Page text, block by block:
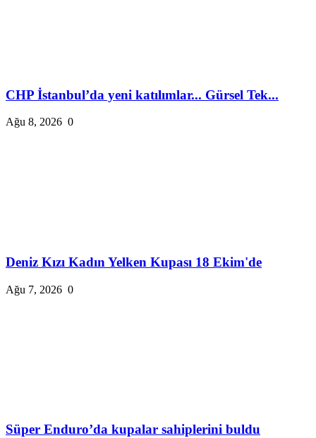
CHP İstanbul’da yeni katılımlar... Gürsel Tek...
Ağu 8, 2026 0
Deniz Kızı Kadın Yelken Kupası 18 Ekim'de
Ağu 7, 2026 0
Süper Enduro’da kupalar sahiplerini buldu